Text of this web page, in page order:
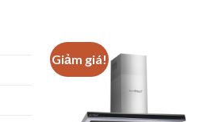
Giảm giá!